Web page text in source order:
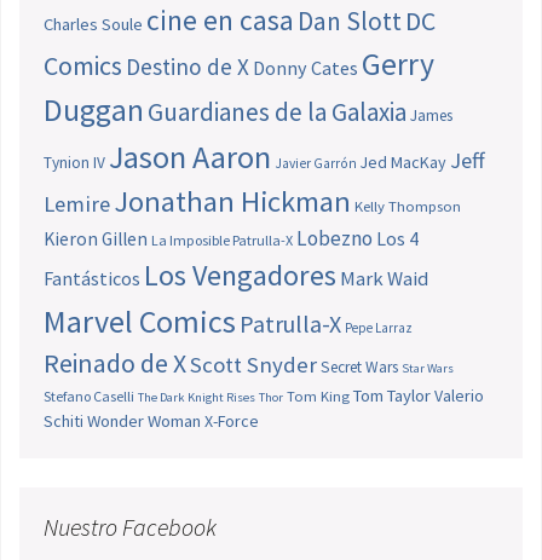
Charles Soule cine en casa Dan SlottDC
Comics Destino de X Donny Cates Gerry
Duggan Guardianes de la Galaxia James
Tynion IV Jason Aaron Javier Garrón Jed MacKay Jeff
LemireJonathan Hickman Kelly Thompson
Kieron Gillen La Imposible Patrulla-X Lobezno Los 4
Fantásticos Los Vengadores Mark Waid
Marvel Comics Patrulla-X Pepe Larraz
Reinado de XScott SnyderSecret Wars Star Wars
Stefano Caselli The Dark Knight Rises Thor Tom King Tom TaylorValerio
Schiti Wonder Woman X-Force
Nuestro Facebook